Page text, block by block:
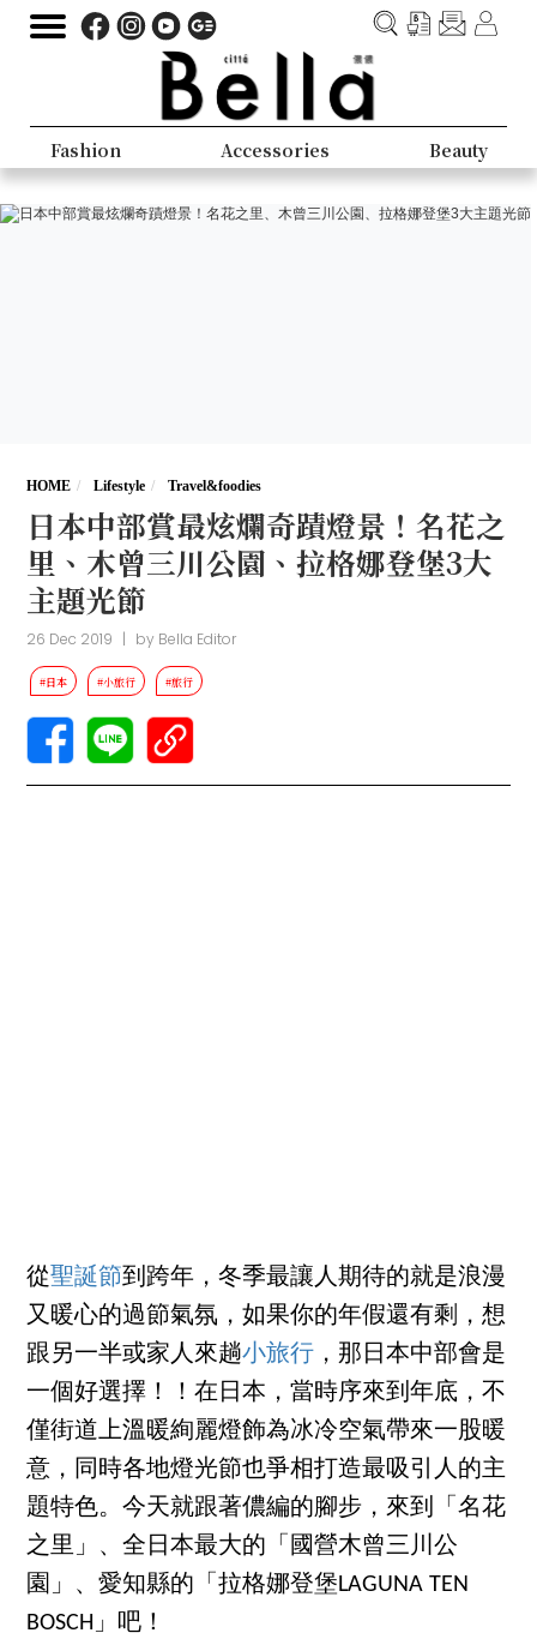
Fashion Accessories Beauty
HOME Lifestyle Travel&foodies
日本中部賞最炫爛奇蹟燈景！名花之
里、木曾三川公園、拉格娜登堡3大
主題光節
26 Dec 2019 | by Bella Editor
#日本 #小旅行 #旅行
從聖誕節到跨年，冬季最讓人期待的就是浪漫
又暖心的過節氣氛，如果你的年假還有剩，想
跟另一半或家人來趟小旅行 ，那日本中部會是
一個好選擇！！在日本，當時序來到年底，不
僅街道上溫暖絢麗燈飾為冰冷空氣帶來一股暖
意，同時各地燈光節也爭相打造最吸引人的主
題特色。今天就跟著儂編的腳步，來到「名花
之里」、全日本最大的「國營木曾三川公
園」、愛知縣的「拉格娜登堡LAGUNA TEN
BOSCH」吧！